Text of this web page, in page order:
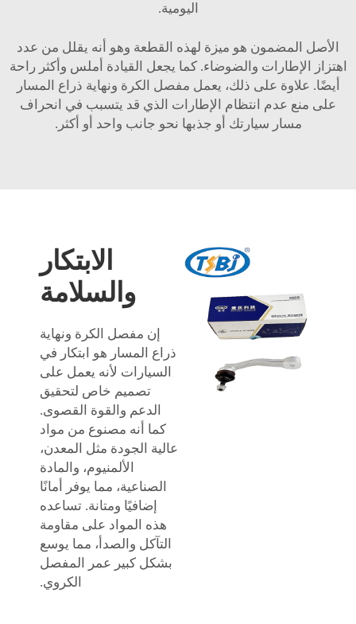
اليومية.
الأصل المضمون هو ميزة لهذه القطعة وهو أنه يقلل من عدد
اهتزاز الإطارات والضوضاء. كما يجعل القيادة أملس وأكثر راحة
أيضًا. علاوة على ذلك، يعمل مفصل الكرة ونهاية ذراع المسار
على منع عدم انتظام الإطارات الذي قد يتسبب في انحراف
مسار سيارتك أو جذبها نحو جانب واحد أو أكثر.
الابتكار
والسلامة
إن مفصل الكرة ونهاية
ذراع المسار هو ابتكار في
السيارات لأنه يعمل على
تصميم خاص لتحقيق
الدعم والقوة القصوى.
كما أنه مصنوع من مواد
عالية الجودة مثل المعدن،
الألمنيوم، والمادة
الصناعية، مما يوفر أمانًا
إضافيًا ومتانة. تساعده
هذه المواد على مقاومة
التآكل والصدأ، مما يوسع
بشكل كبير عمر المفصل
الكروي.